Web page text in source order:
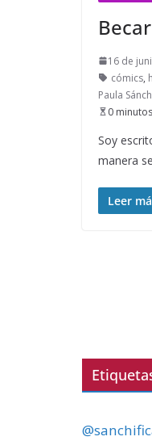
16 de
cómics,
Paula
0
Soy
manera
Leer